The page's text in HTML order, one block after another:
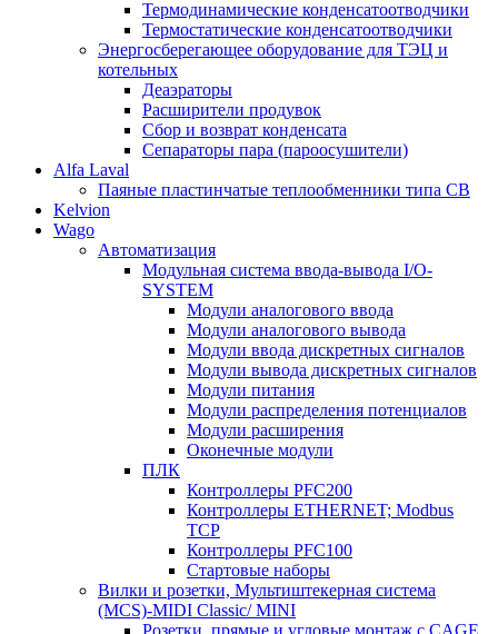
Термодинамические конденсатоотводчики
Термостатические конденсатоотводчики
Энергосберегающее оборудование для ТЭЦ и
котельных
Деаэраторы
Расширители продувок
Сбор и возврат конденсата
Сепараторы пара (пароосушители)
Alfa Laval
Паяные пластинчатые теплообменники типа CB
Kelvion
Wago
Автоматизация
Модульная система ввода-вывода I/O-
SYSTEM
Модули аналогового ввода
Модули аналогового вывода
Модули ввода дискретных сигналов
Модули вывода дискретных сигналов
Модули питания
Модули распределения потенциалов
Модули расширения
Оконечные модули
ПЛК
Контроллеры PFC200
Контроллеры ETHERNET; Modbus
TCP
Контроллеры PFC100
Стартовые наборы
Вилки и розетки, Мультиштекерная система
(MCS)-MIDI Classic/ MINI
Розетки, прямые и угловые,монтаж с CAGE